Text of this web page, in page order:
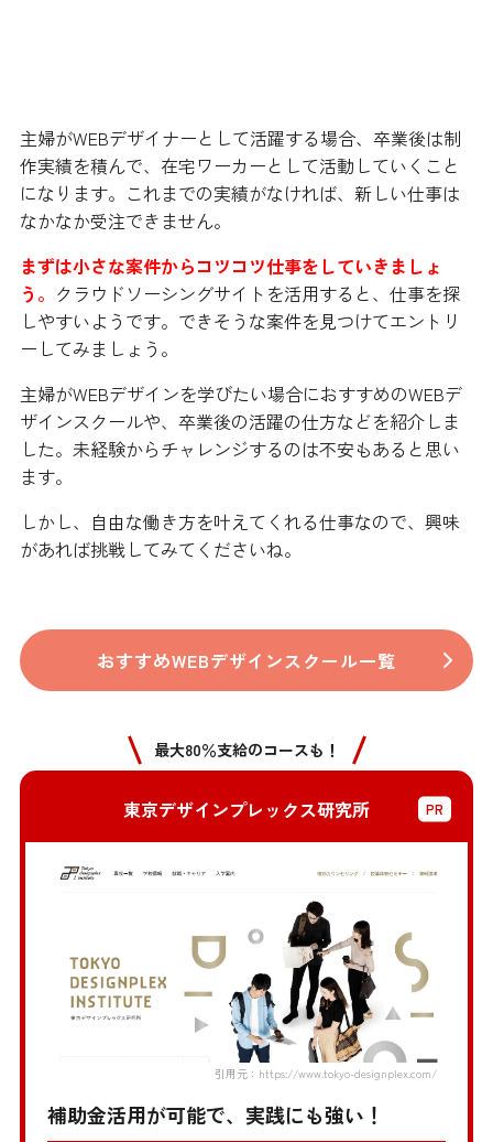
主婦がWEBデザイナーとして活躍する場合、卒業後は制
作実績を積んで、在宅ワーカーとして活動していくこと
になります。これまでの実績がなければ、新しい仕事は
なかなか受注できません。
まずは小さな案件からコツコツ仕事をしていきましょ
う。 クラウドソーシングサイトを活用すると、仕事を探
しやすいようです。できそうな案件を見つけてエントリ
ーしてみましょう。
主婦がWEBデザインを学びたい場合におすすめのWEBデ
ザインスクールや、卒業後の活躍の仕方などを紹介しま
した。未経験からチャレンジするのは不安もあると思い
ます。
しかし、自由な働き方を叶えてくれる仕事なので、興味
があれば挑戦してみてくださいね。
おすすめWEBデザインスクール一覧
最大80％支給のコースも！
東京デザインプレックス研究所
引用元：https://www.tokyo-designplex.com/
補助金活用が可能で、実践にも強い！